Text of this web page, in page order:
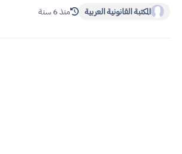
المكتبة القانونية العربية منذ 6 سنة